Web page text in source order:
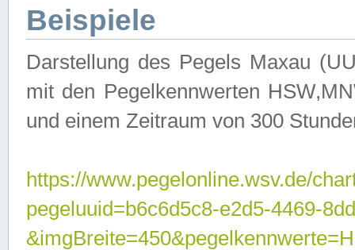
Beispiele
Darstellung des Pegels Maxau
mit den Pegelkennwerten
und einem Zeitraum von 300
https://www.pegelonline.wsv.de/
pegeluuid=b6c6d5c8-e2d5-4469-